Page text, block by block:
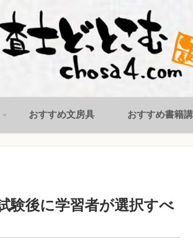
おすすめ文房具 おすすめ書籍
験後に学習者が選択すべ